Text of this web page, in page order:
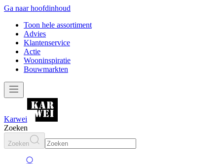
Ga naar hoofdinhoud
Toon hele assortiment
Advies
Klantenservice
Actie
Wooninspiratie
Bouwmarkten
Karwei
Zoeken
Zoeken